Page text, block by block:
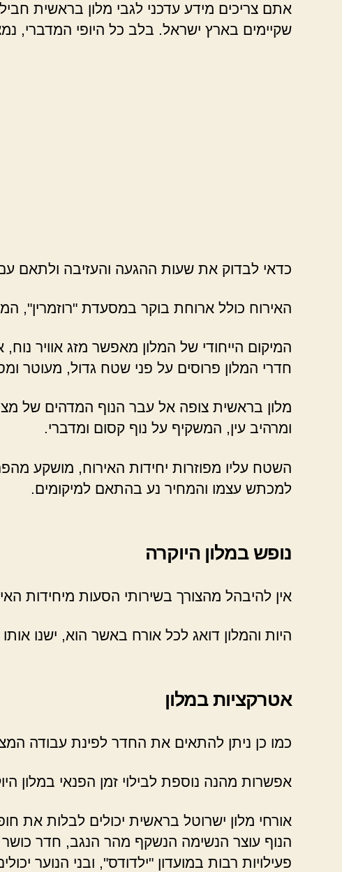
אתם צריכים מידע עדכני לגבי מלון בראשית
שקיימים בארץ ישראל. בלב כל היופי המדברי,
כדאי לבדוק את שעות ההגעה והעזיבה ולתאם
האירוח כולל ארוחת בוקר במסעדת "רוזמרין",
המיקום הייחודי של המלון מאפשר מזג אוויר
חדרי המלון פרוסים על פני שטח גדול, מעוטר
מלון בראשית צופה אל עבר הנוף המדהים של
ומרהיב עין, המשקיף על נוף קסום ומדברי.
השטח עליו מפוזרות יחידות האירוח, מושקע
למכתש עצמו והמחיר נע בהתאם למיקומים.
נופש במלון היוקרה
אין להיבהל מהצורך בשירותי הסעות מיחידות
היות והמלון דואג לכל אורח באשר הוא, ישנו
אטרקציות במלון
כמו כן ניתן להתאים את החדר לפינת עבודה
אפשרות מהנה נוספת לבילוי זמן הפנאי במלון
אורחי מלון ישרוטל בראשית יכולים לבלות את
הנוף עוצר הנשימה הנשקף מהר הנגב, חדר כושר
פעילויות רבות במועדון "ילדודס", ובני הנוער